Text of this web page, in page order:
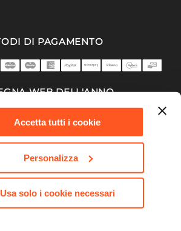
Accetta tutti i cookie
Personalizza
Usa solo i cookie necessari
DI PAGAMENTO
WEB DELL'ANNO